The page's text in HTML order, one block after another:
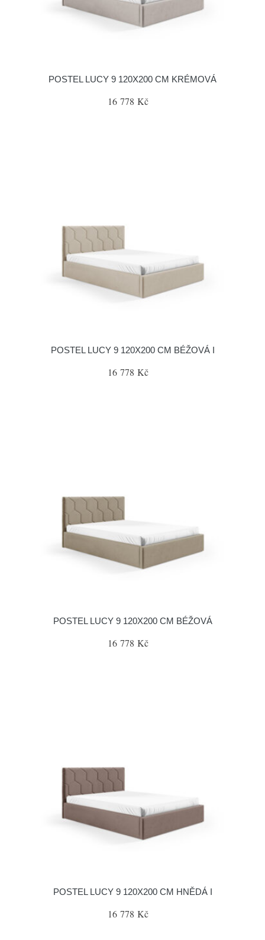
POSTEL LUCY 9 120X200 CM KRÉMOVÁ
16 778 Kč
POSTEL LUCY 9 120X200 CM BÉŽOVÁ I
16 778 Kč
POSTEL LUCY 9 120X200 CM BÉŽOVÁ
16 778 Kč
POSTEL LUCY 9 120X200 CM HNĚDÁ I
16 778 Kč